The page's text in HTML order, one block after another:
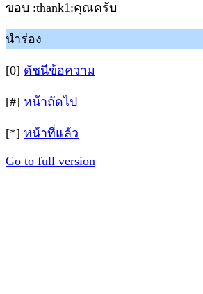
ขอบ :thank1:คุณครับ
นำร่อง
[0] ดัชนีข้อความ
[#] หน้าถัดไป
[*] หน้าที่แล้ว
Go to full version